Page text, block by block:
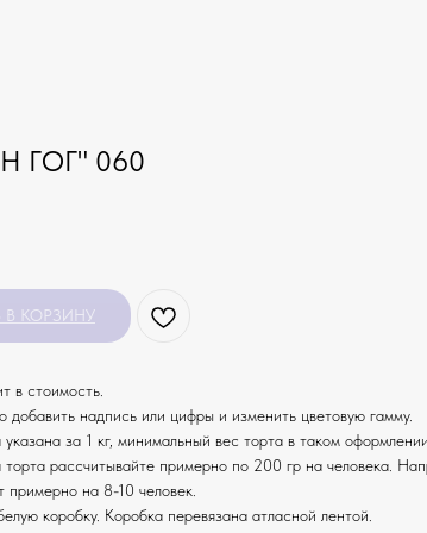
ГОГ" 060
В КОРЗИНУ
в стоимость.
добавить надпись или цифры и изменить цветовую гамму.
за 1 кг, минимальный вес торта в таком
рассчитывайте примерно по 200 гр на человека.
примерно на 8-10 человек.
коробку. Коробка перевязана атласной лентой.